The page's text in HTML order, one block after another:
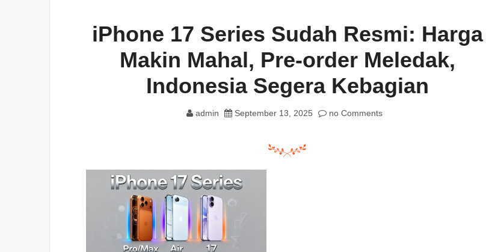
iPhone 17 Series Sudah Resmi: Harga
Makin Mahal, Pre-order Meledak,
Indonesia Segera Kebagian
admin September 13, 2025 no Comments